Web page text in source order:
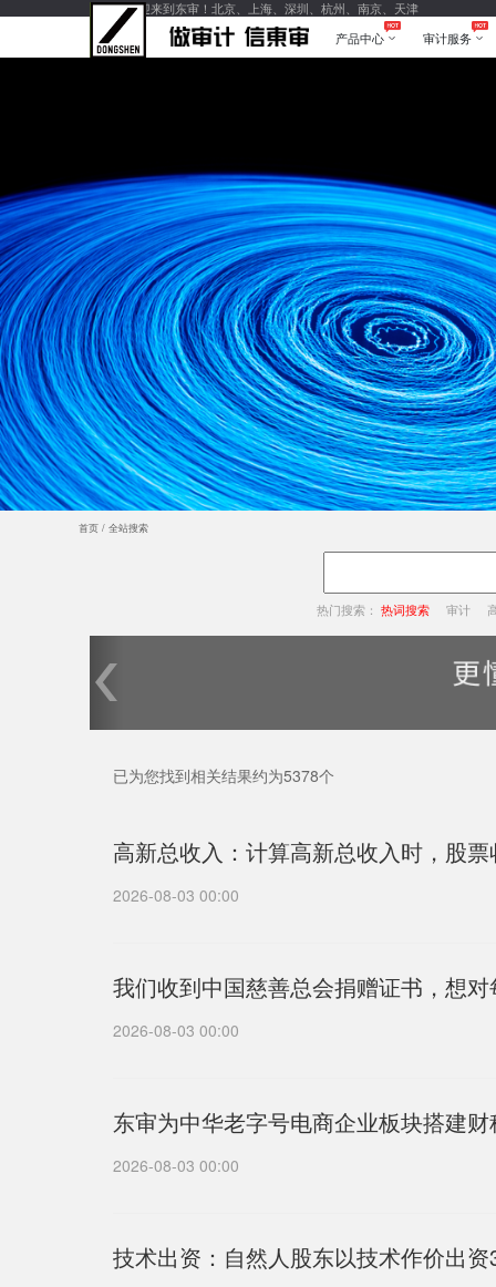
您好，欢迎来到东审！北京、上海、深圳、杭州、南京、天津
产品中心
产品中心 审计服务
审计服务
首页/ 全站搜索
热门搜索：热词搜索 审计
已为您找到相关结果约为5378个
高新总收入：计算高新总收入时，股
2026-08-03 00:00
我们收到中国慈善总会捐赠证书，想
2026-08-03 00:00
东审为中华老字号电商企业板块搭建
2026-08-03 00:00
技术出资：自然人股东以技术作价出